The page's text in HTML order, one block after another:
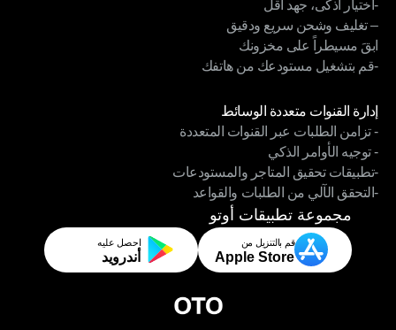
إدارة المستودعات
-اختيار أذكى، جهد أقل
-اختيار أذكى، جهد أقل
– تغليف وشحن سريع ودقيق
– تغليف وشحن سريع ودقيق
ابقَ مسيطراً على مخزونك
ابقَ مسيطراً على مخزونك
-قم بتشغيل مستودعك من هاتفك
إدارة القنوات متعددة الوسائط
إدارة القنوات متعددة الوسائط
- تزامن الطلبات عبر القنوات المتعددة
- تزامن الطلبات عبر القنوات المتعددة
- توجيه الأوامر الذكي
- توجيه الأوامر الذكي
-تطبيقات تحقيق المتاجر والمستودعات
-تطبيقات تحقيق المتاجر والمستودعات
-التحقق الآلي من الطلبات والقواعد
-التحقق الآلي من الطلبات والقواعد
مجموعة تطبيقات أوتو
قم بالتنزيل من
Apple Store
احصل عليه
أندرويد